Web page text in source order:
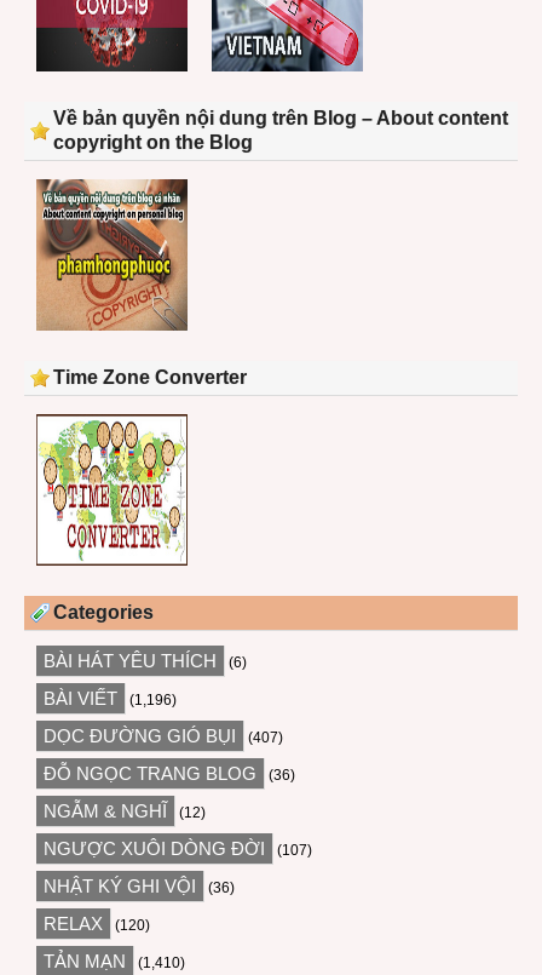
Về bản quyền nội dung trên Blog – About content
copyright on the Blog
Time Zone Converter
Categories
BÀI HÁT YÊU THÍCH (6)
BÀI VIẾT (1,196)
DỌC ĐƯỜNG GIÓ BỤI (407)
ĐỖ NGỌC TRANG BLOG (36)
NGẪM & NGHĨ (12)
NGƯỢC XUÔI DÒNG ĐỜI (107)
NHẬT KÝ GHI VỘI (36)
RELAX (120)
TẢN MẠN (1,410)